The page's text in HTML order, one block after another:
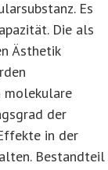
Es
Die als
Ästhetik
molekulare
der
in der
Bestandteil